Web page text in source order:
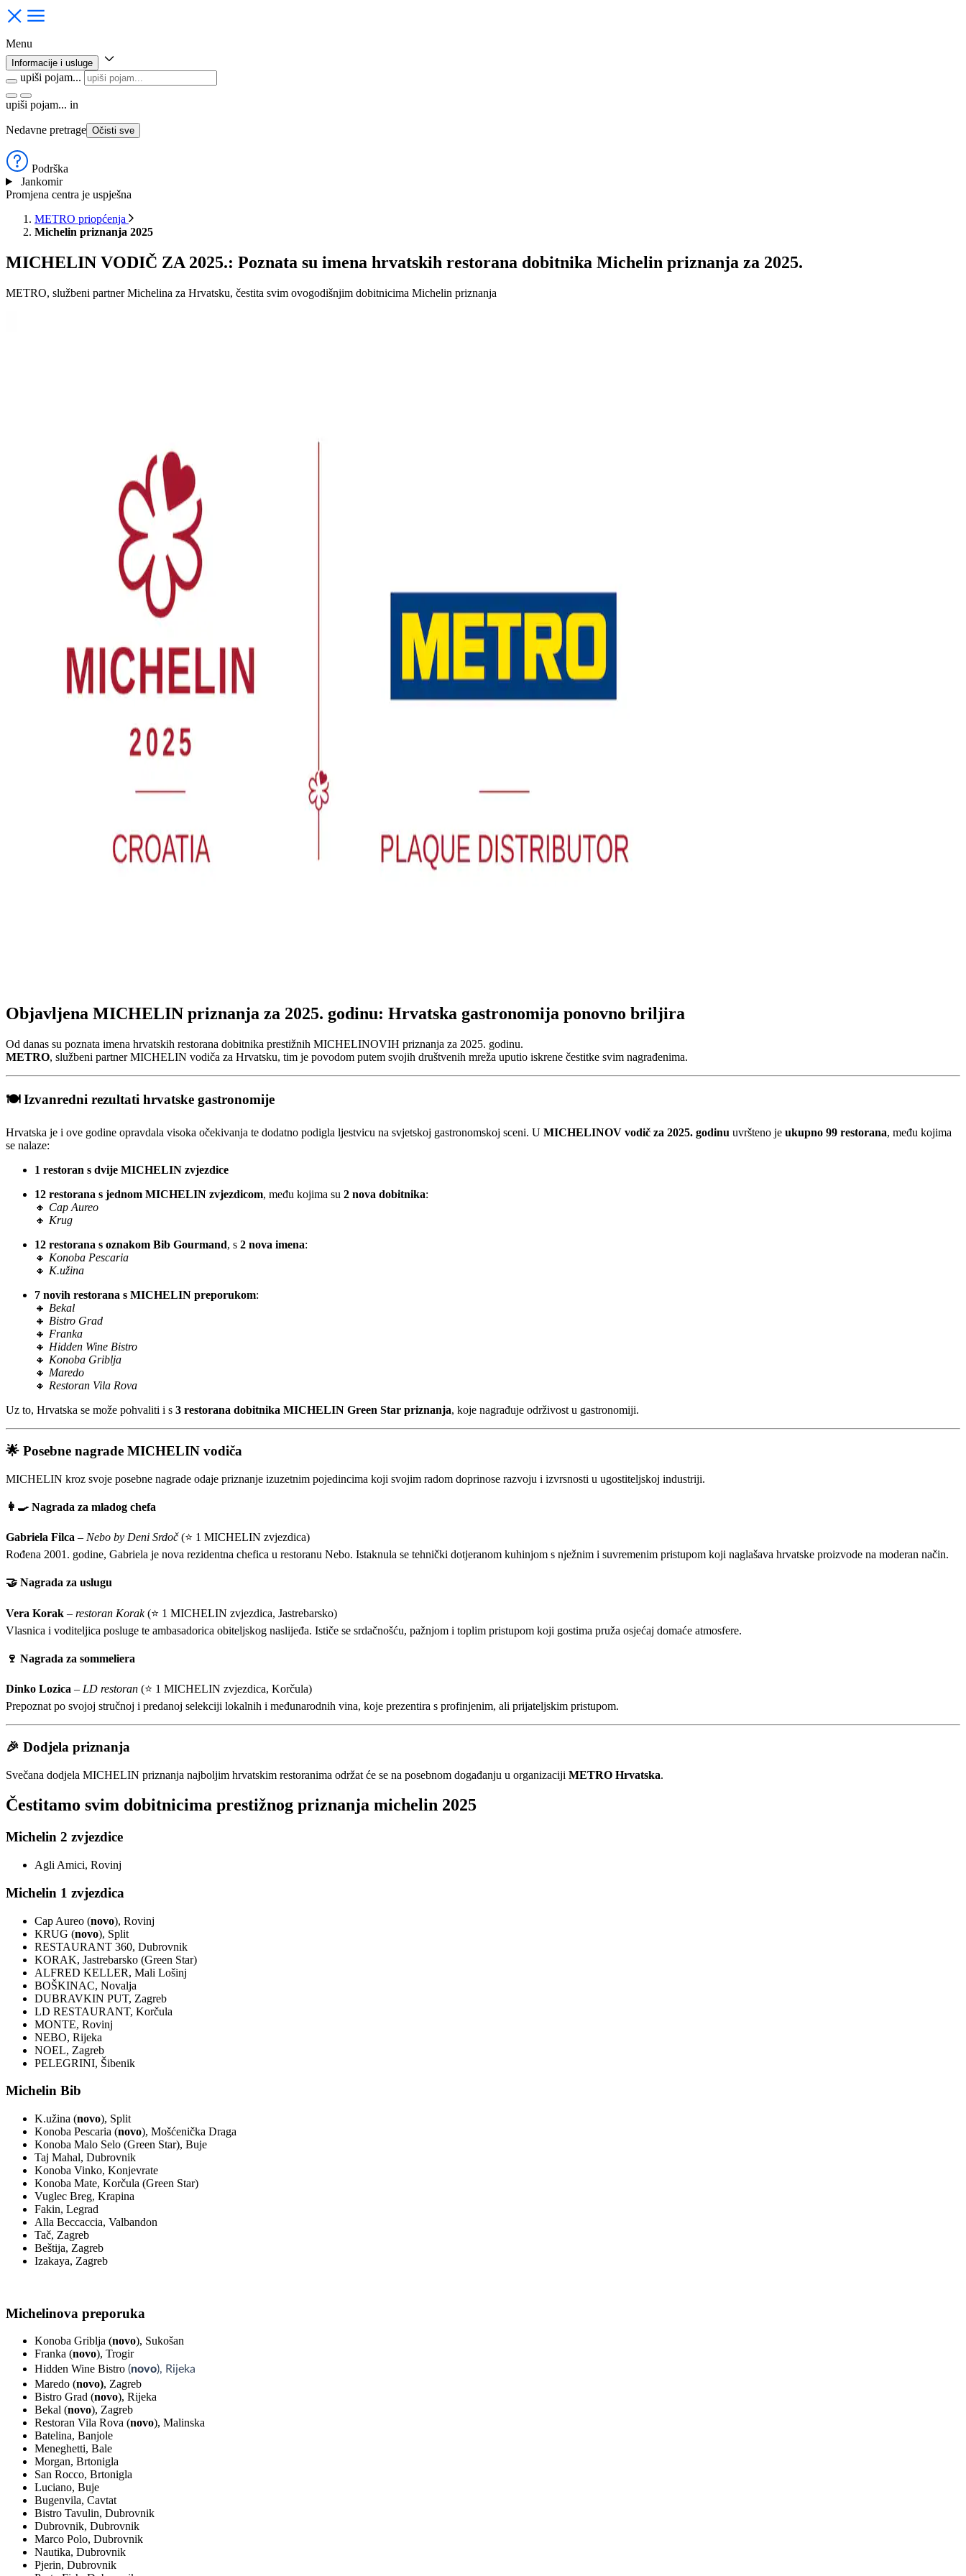
Menu
Informacije i usluge
upiši pojam...
upiši pojam... in
Nedavne pretrage Očisti sve
Podrška
Jankomir
Promjena centra je uspješna
METRO priopćenja
Michelin priznanja 2025
MICHELIN VODIČ ZA 2025.: Poznata su imena hrvatskih restorana dobitnika Michelin priznanja za 2025.
METRO, službeni partner Michelina za Hrvatsku, čestita svim ovogodišnjim dobitnicima Michelin priznanja
Objavljena MICHELIN priznanja za 2025. godinu: Hrvatska gastronomija ponovno briljira
Od danas su poznata imena hrvatskih restorana dobitnika prestižnih MICHELINOVIH priznanja za 2025. godinu.
METRO, službeni partner MICHELIN vodiča za Hrvatsku, tim je povodom putem svojih društvenih mreža uputio iskrene čestitke svim nagrađenima.
🍽️Izvanredni rezultati hrvatske gastronomije
Hrvatska je i ove godine opravdala visoka očekivanja te dodatno podigla ljestvicu na svjetskoj gastronomskoj sceni. U MICHELINOV vodič za 2025. godinu uvršteno je ukupno 99 restorana, među kojima
se nalaze:
1 restoran s dvije MICHELIN zvjezdice
12 restorana s jednom MICHELIN zvjezdicom, među kojima su 2 nova dobitnika:
🔸 Cap Aureo
🔸 Krug
12 restorana s oznakom Bib Gourmand, s 2 nova imena:
🔸 Konoba Pescaria
🔸 K.užina
7 novih restorana s MICHELIN preporukom:
🔸 Bekal
🔸 Bistro Grad
🔸 Franka
🔸 Hidden Wine Bistro
🔸 Konoba Griblja
🔸 Maredo
🔸 Restoran Vila Rova
Uz to, Hrvatska se može pohvaliti i s 3 restorana dobitnika MICHELIN Green Star priznanja, koje nagrađuje održivost u gastronomiji.
🌟 Posebne nagrade MICHELIN vodiča
MICHELIN kroz svoje posebne nagrade odaje priznanje izuzetnim pojedincima koji svojim radom doprinose razvoju i izvrsnosti u ugostiteljskoj industriji.
👩‍🍳 Nagrada za mladog chefa
Gabriela Filca – Nebo by Deni Srdoč(⭐ 1 MICHELIN zvjezdica)
Rođena 2001. godine, Gabriela je nova rezidentna chefica u restoranu Nebo. Istaknula se tehnički dotjeranom kuhinjom s nježnim i suvremenim pristupom koji naglašava hrvatske proizvode na moderan način.
🤝 Nagrada za uslugu
Vera Korak – restoran Korak(⭐ 1 MICHELIN zvjezdica, Jastrebarsko)
Vlasnica i voditeljica posluge te ambasadorica obiteljskog naslijeđa. Ističe se srdačnošću, pažnjom i toplim pristupom koji gostima pruža osjećaj domaće atmosfere.
🍷 Nagrada za sommeliera
Dinko Lozica – LD restoran (⭐ 1 MICHELIN zvjezdica, Korčula)
Prepoznat po svojoj stručnoj i predanoj selekciji lokalnih i međunarodnih vina, koje prezentira s profinjenim, ali prijateljskim pristupom.
🎉 Dodjela priznanja
Svečana dodjela MICHELIN priznanja najboljim hrvatskim restoranima održat će se na posebnom događanju u organizaciji METRO Hrvatska.
Čestitamo svim dobitnicima prestižnog priznanja michelin 2025
Michelin 2 zvjezdice
Agli Amici, Rovinj
Michelin 1 zvjezdica
Cap Aureo (novo), Rovinj
KRUG (novo), Split
RESTAURANT 360, Dubrovnik
KORAK, Jastrebarsko (Green Star)
ALFRED KELLER, Mali Lošinj
BOŠKINAC, Novalja
DUBRAVKIN PUT, Zagreb
LD RESTAURANT, Korčula
MONTE, Rovinj
NEBO, Rijeka
NOEL, Zagreb
PELEGRINI, Šibenik
Michelin Bib
K.užina (novo), Split
Konoba Pescaria (novo), Mošćenička Draga
Konoba Malo Selo (Green Star), Buje
Taj Mahal, Dubrovnik
Konoba Vinko, Konjevrate
Konoba Mate, Korčula (Green Star)
Vuglec Breg, Krapina
Fakin, Legrad
Alla Beccaccia, Valbandon
Tač, Zagreb
Beštija, Zagreb
Izakaya, Zagreb
Michelinova preporuka
Konoba Griblja (novo), Sukošan
Franka (novo), Trogir
Hidden Wine Bistro (novo), Rijeka
Maredo (novo), Zagreb
Bistro Grad (novo), Rijeka
Bekal (novo), Zagreb
Restoran Vila Rova (novo), Malinska
Batelina, Banjole
Meneghetti, Bale
Morgan, Brtonigla
San Rocco, Brtonigla
Luciano, Buje
Bugenvila, Cavtat
Bistro Tavulin, Dubrovnik
Dubrovnik, Dubrovnik
Marco Polo, Dubrovnik
Nautika, Dubrovnik
Pjerin, Dubrovnik